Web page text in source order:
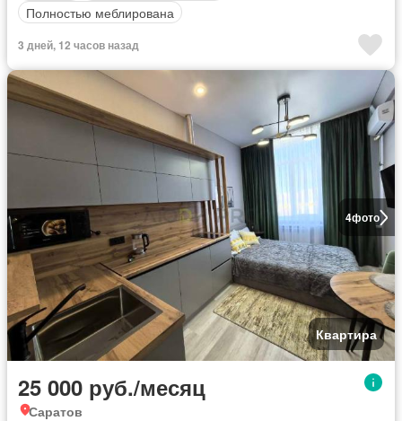
Полностью меблирована
3 дней, 12 часов назад
4фото
Квартира
25 000 руб./месяц
Саратов